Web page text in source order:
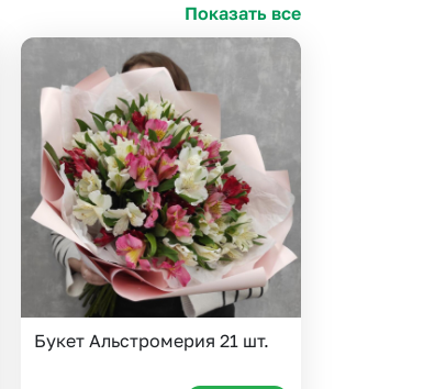
Показать все
Букет Альстромерия 21 шт.